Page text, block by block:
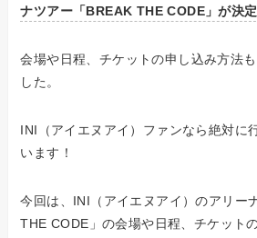
ナツアー「BREAK THE CODE」が決定
会場や日程、チケットの申し込み方法
した。
INI（アイエヌアイ）ファンなら絶対に
います！
今回は、INI（アイエヌアイ）のアリー
THE CODE」の会場や日程、チケット